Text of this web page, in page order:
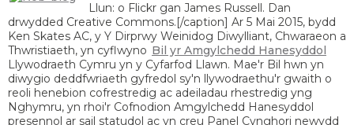
Llun: o Flickr gan James Russell. Dan
drwydded Creative Commons.[/caption] Ar 5 Mai 2015, bydd
Ken Skates AC, y Y Dirprwy Weinidog Diwylliant, Chwaraeon a
Thwristiaeth, yn cyflwyno Bil yr Amgylchedd Hanesyddol
Llywodraeth Cymru yn y Cyfarfod Llawn. Mae'r Bil hwn yn
diwygio deddfwriaeth gyfredol sy'n llywodraethu'r gwaith o
reoli henebion cofrestredig ac adeiladau rhestredig yng
Nghymru, yn rhoi'r Cofnodion Amgylchedd Hanesyddol
presennol ar sail statudol ac yn creu Panel Cynghori newydd